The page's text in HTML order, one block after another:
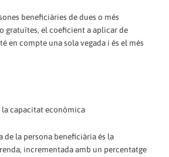
beneficiàries de dues o més
gratuïtes, el coeficient a aplicar de
en compte una sola vegada i és el més
capacitat econòmica
de la persona beneficiària és la
incrementada amb un percentatge